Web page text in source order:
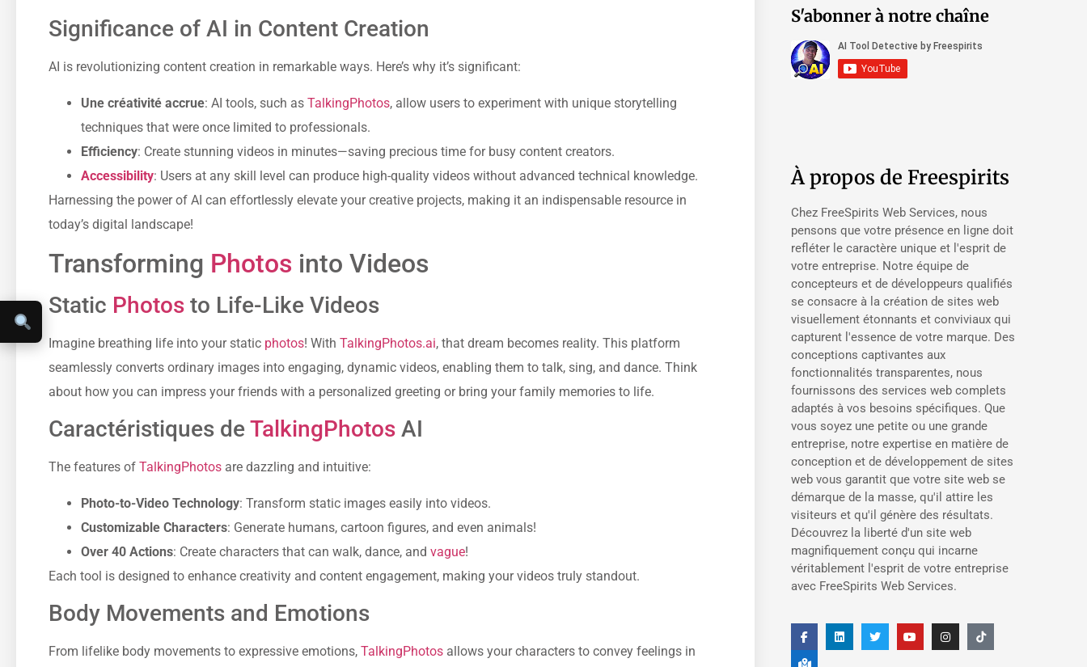
Significance of AI in Content Creation
AI is revolutionizing content creation in remarkable ways. Here’s why it’s significant:
Une créativité accrue: AI tools, such as TalkingPhotos, allow users to experiment with unique storytelling
techniques that were once limited to professionals.
Efficiency: Create stunning videos in minutes—saving precious time for busy content creators.
Accessibility: Users at any skill level can produce high-quality videos without advanced technical knowledge.
Harnessing the power of AI can effortlessly elevate your creative projects, making it an indispensable resource in
today’s digital landscape!
Transforming Photos into Videos
Static Photos to Life-Like Videos
Imagine breathing life into your static photos! With TalkingPhotos.ai, that dream becomes reality. This platform
seamlessly converts ordinary images into engaging, dynamic videos, enabling them to talk, sing, and dance. Think
about how you can impress your friends with a personalized greeting or bring your family memories to life.
Caractéristiques de TalkingPhotos AI
The features of TalkingPhotos are dazzling and intuitive:
Photo-to-Video Technology: Transform static images easily into videos.
Customizable Characters: Generate humans, cartoon figures, and even animals!
Over 40 Actions: Create characters that can walk, dance, and vague!
Each tool is designed to enhance creativity and content engagement, making your videos truly standout.
Body Movements and Emotions
From lifelike body movements to expressive emotions, TalkingPhotos allows your characters to convey feelings in
S'abonner à notre chaîne
À propos de Freespirits
Chez FreeSpirits Web Services, nous
pensons que votre présence en ligne doit
refléter le caractère unique et l'esprit de
votre entreprise. Notre équipe de
concepteurs et de développeurs qualifiés
se consacre à la création de sites web
visuellement étonnants et conviviaux qui
capturent l'essence de votre marque. Des
conceptions captivantes aux
fonctionnalités transparentes, nous
fournissons des services web complets
adaptés à vos besoins spécifiques. Que
vous soyez une petite ou une grande
entreprise, notre expertise en matière de
conception et de développement de sites
web vous garantit que votre site web se
démarque de la masse, qu'il attire les
visiteurs et qu'il génère des résultats.
Découvrez la liberté d'un site web
magnifiquement conçu qui incarne
véritablement l'esprit de votre entreprise
avec FreeSpirits Web Services.